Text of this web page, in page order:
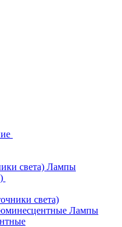
Лампы
света)
Лампы